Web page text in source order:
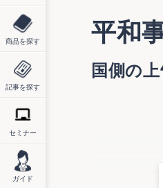
商品を探す
記事を探す
セミナー
ガイド
平和
国側の